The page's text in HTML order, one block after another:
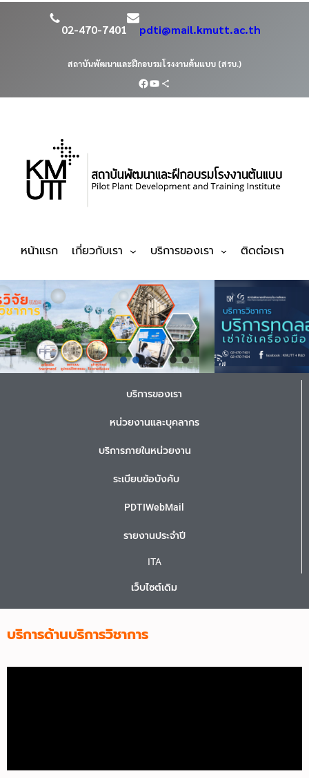
02-470-7401 pdti@mail.kmutt.ac.th
สถาบันพัฒนาและฝึกอบรมโรงงานต้นแบบ (สรบ.)
หน้าแรก เกี่ยวกับเรา บริการของเรา ติดต่อเรา
บริการของเรา
หน่วยงานและบุคลากร
บริการภายในหน่วยงาน
ระเบียบข้อบังคับ
PDTIWebMail
รายงานประจำปี
ITA
เว็บไซต์เดิม
บริการด้านบริการวิชาการ